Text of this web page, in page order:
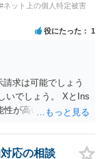
#ネット上の個人特定被害
役にたった 1
求は可能でしょう
いでしょう。 XとIns
性が高いでしょう。
る場合、今から進め
を特定できた場
応の相談